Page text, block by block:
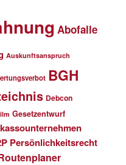
Abofalle
Auskunftsanspruch
BGH
Debcon
Gesetzentwurf
Persönlichkeitsrecht